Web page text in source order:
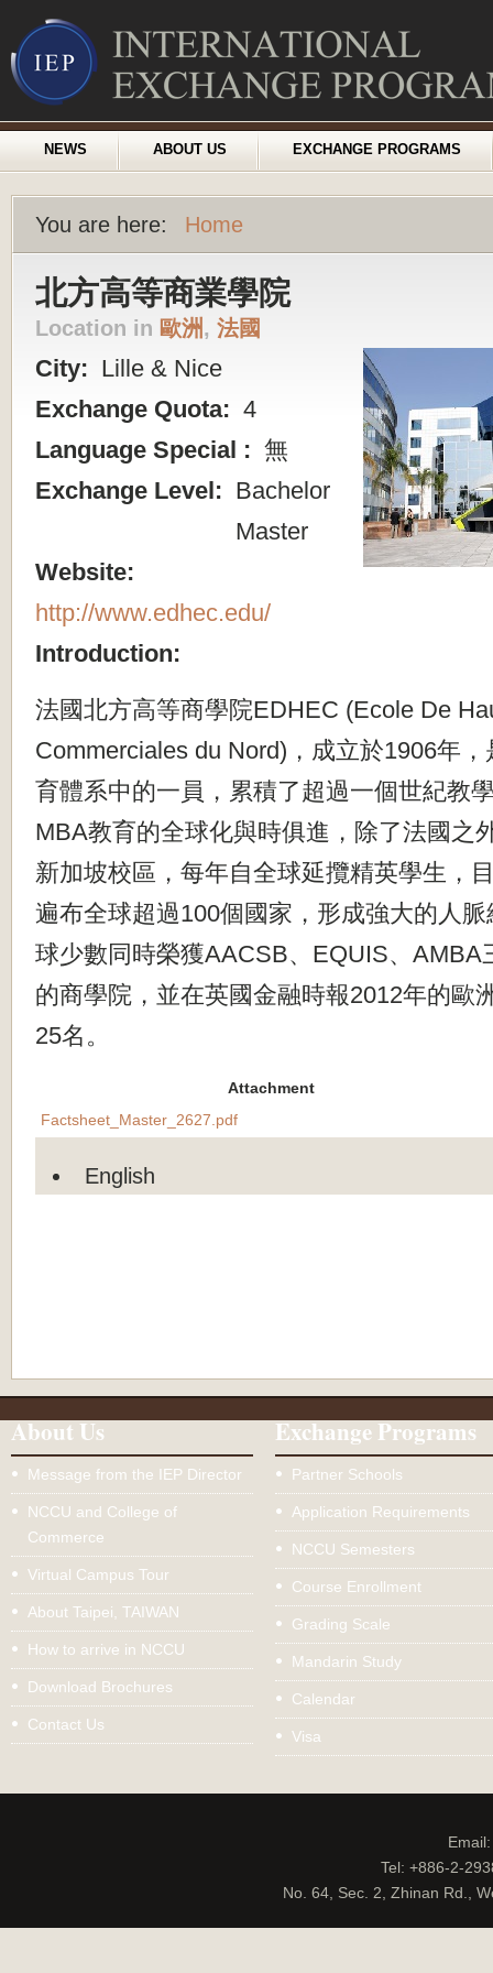
NEWS ABOUT US EXCHANGE PROGRAMS
You are here: Home
北方高等商業學院
Location in 歐洲, 法國
City: Lille & Nice
Exchange Quota: 4
Language Special : 無
Exchange Level: Bachelor
Master
Website:
http://www.edhec.edu/
Introduction:
法國北方高等商學院EDHEC (Ecole De
Commerciales du Nord)，成立於1906年
育體系中的一員，累積了超過一個世紀教
MBA教育的全球化與時俱進，除了法國之
新加坡校區，每年自全球延攬精英學生，
遍布全球超過100個國家，形成強大的人
球少數同時榮獲AACSB、EQUIS、AMBA
的商學院，並在英國金融時報2012年的歐
25名。
Attachment
Factsheet_Master_2627.pdf
English
About Us
Message from the IEP Director
NCCU and College of
Commerce
Virtual Campus Tour
About Taipei, TAIWAN
How to arrive in NCCU
Download Brochures
Contact Us
Exchange Programs
Partner Schools
Application Requirements
NCCU Semesters
Course Enrollment
Grading Scale
Mandarin Study
Calendar
Visa
Tel: +886-2-
No. 64, Sec. 2, Zhinan Rd.,